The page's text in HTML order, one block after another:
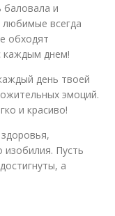
и
любимые всегда
обходят
каждым днем!
день твоей
эмоций.
и красиво!
изобилия. Пусть
а